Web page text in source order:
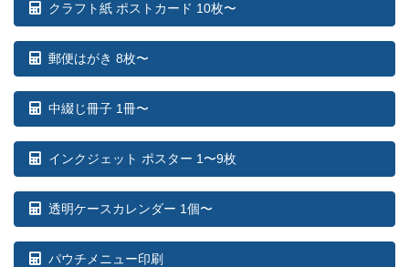
クラフト紙 ポストカード 10枚〜
郵便はがき 8枚〜
中綴じ冊子 1冊〜
インクジェット ポスター 1〜9枚
透明ケースカレンダー 1個〜
パウチメニュー印刷